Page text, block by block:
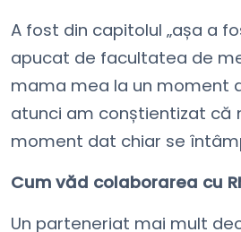
A fost din capitolul „așa a
apucat de facultatea de
mama mea la un moment
atunci am conștientizat că
moment dat chiar se
Cum văd colaborarea cu
Un parteneriat mai mult